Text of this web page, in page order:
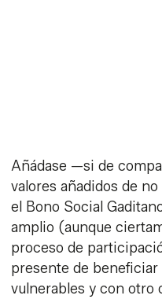
Añádase —si de
valores añadidos de
el Bono Social
amplio (aunque
proceso de
presente de beneficiar
vulnerables y con otro